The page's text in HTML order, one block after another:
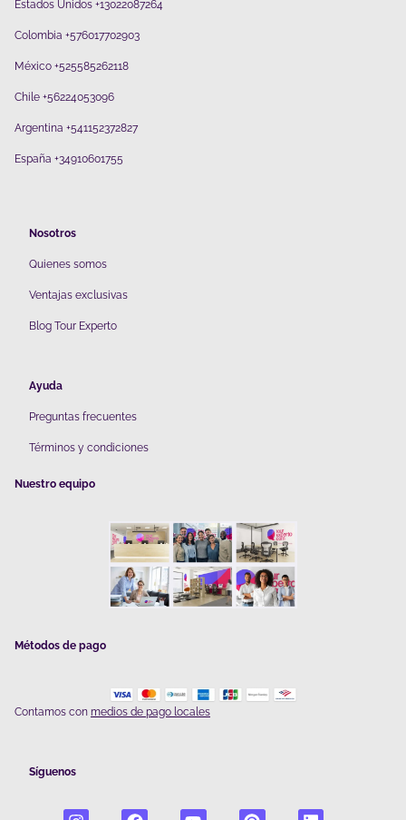
Estados Unidos +13022087264
Colombia +576017702903
México +525585262118
Chile +56224053096
Argentina +541152372827
España +34910601755
Nosotros
Quienes somos
Ventajas exclusivas
Blog Tour Experto
Ayuda
Preguntas frecuentes
Términos y condiciones
Nuestro equipo
Métodos de pago
Contamos con medios de pago locales
Síguenos